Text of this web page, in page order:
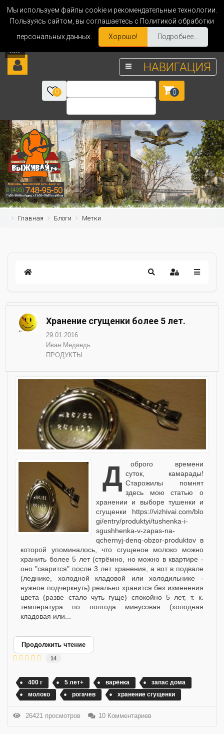
Мы используем файлы cookie и рекомендательные технологии.
Пользуясь сайтом, вы соглашаетесь с Политикой обработки
персональных данных.
Хорошо! Подробнее...
НАВИГАЦИЯ
0 0
Главная Блоги Метки
Хранение сгущенки более 5 лет.
29.01.2016
Иван Медведь
ПРОДУКТЫ
Доброго времени суток, камарады!
Старожилы помнят
здесь мою статью о
хранении и выборе тушенки и
сгущенки https://vizhivai.com/blo
gi/entry/produktyi/tushenka-i-
sgushhenka-v-zapas-na-
qchernyj-denq-obzor-produktov в
которой упоминалось, что сгущеное молоко можно
хранить более 5 лет (стрёмно, но можно в квартире -
оно "сварится" после 3 лет хранения, а вот в подвале
(леднике, холодной кладовой или холодильнике -
нужное подчеркнуть) реально хранится без изменения
цвета (разве стало чуть гуще) спокойно 5 лет, т. к.
температура по полгода минусовая (холодная
кладовая или...
Продолжить чтение
14
400 г 5 лет+ варёнка
запас дома
молоко
рогачев хранение сгущенки
26421 просмотров 10 Комментариев